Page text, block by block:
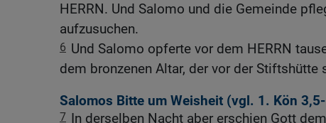
HERRN. Und Salomo und die Gemeinde
aufzusuchen.
6 Und Salomo opferte vor dem HERRN
dem bronzenen Altar, der vor der Stiftshütte
Salomos Bitte um Weisheit (vgl. 1. Kön
7 In derselben Nacht aber erschien Gott